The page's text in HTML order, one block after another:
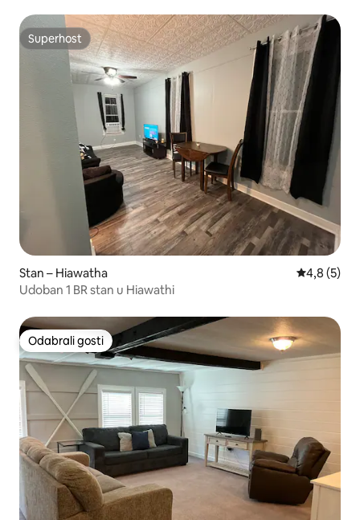
Superhost
Superhost
Stan – Hiawatha Prosječna
4,8 (5)
Udoban 1 BR stan u Hiawathi
Odabrali gosti
Odabrali gosti